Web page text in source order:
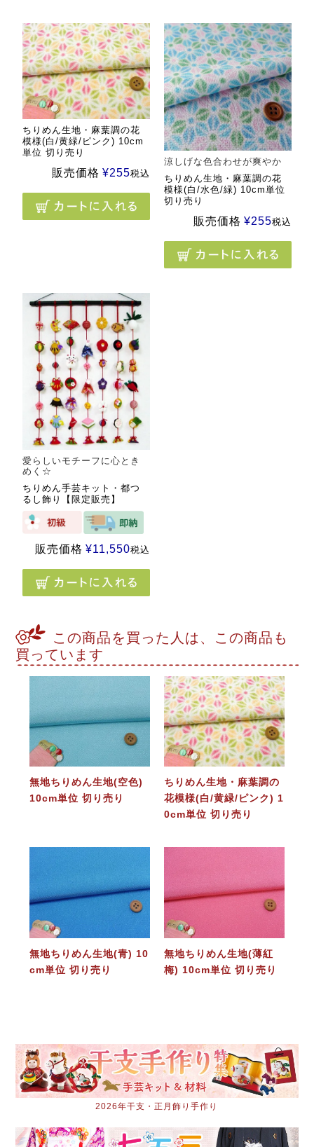
ちりめん生地・麻葉調の花
模様(白/黄緑/ピンク) 10cm
単位 切り売り
販売価格 ¥255税込
涼しげな色合わせが爽やか
ちりめん生地・麻葉調の花
模様(白/水色/緑) 10cm単位
切り売り
販売価格 ¥255税込
愛らしいモチーフに心とき
めく☆
ちりめん手芸キット・都つ
るし飾り【限定販売】
販売価格 ¥11,550税込
この商品を買った人は、この商品も
買っています
無地ちりめん生地(空色)
10cm単位 切り売り
ちりめん生地・麻葉調の
花模様(白/黄緑/ピンク) 1
0cm単位 切り売り
無地ちりめん生地(青) 10
cm単位 切り売り
無地ちりめん生地(薄紅
梅) 10cm単位 切り売り
2026年干支・正月飾り手作り